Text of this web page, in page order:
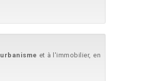
urbanisme et à l'immobilier, en